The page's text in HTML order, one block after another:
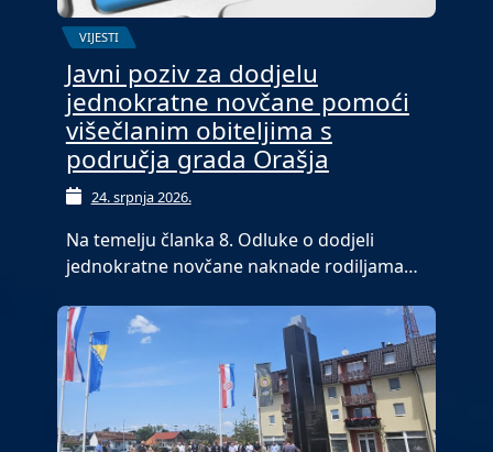
VIJESTI
Javni poziv za dodjelu
jednokratne novčane pomoći
višečlanim obiteljima s
područja grada Orašja
24. srpnja 2026.
Na temelju članka 8. Odluke o dodjeli
jednokratne novčane naknade rodiljama…